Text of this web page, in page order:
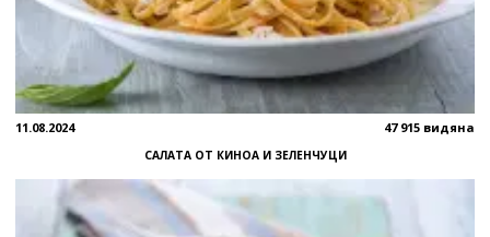
11.08.2024 47 915 видяна
САЛАТА ОТ КИНОА И ЗЕЛЕНЧУЦИ